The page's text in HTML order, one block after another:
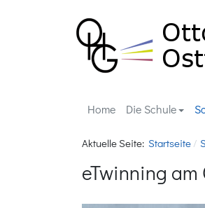
Home Die Schule
Aktuelle Seite: Startseite
eTwinning am